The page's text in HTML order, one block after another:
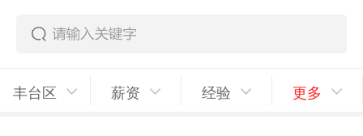
丰台区 薪资 经验 更多